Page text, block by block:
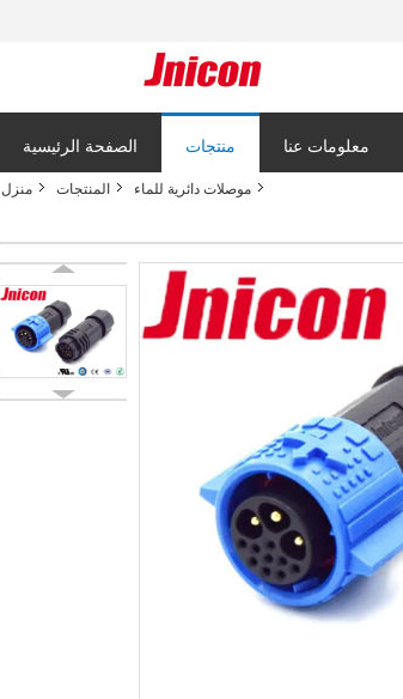
الصفحة الرئيسية منتجات معلومات عنا
منزل المنتجات موصلات دائرية للماء